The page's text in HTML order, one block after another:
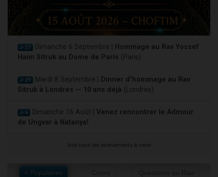
J-27 Dimanche 6 Septembre |
Hommage au Rav Yossef
Haim Sitruk au Dome de Paris (Paris)
J-29 Mardi 8 Septembre |
Dinner d'hommage au Rav
Sitruk à Londres — 10 ans déjà (Londres)
J-6 Dimanche 16 Août | Venez rencontrer le Admour
de Ungvar à Natanya!
Voir tous les événements à venir
+ Populaires